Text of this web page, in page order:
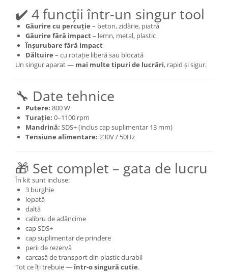
✔️ 4 funcții într-un singur tool
Găurire cu percuție – beton, zidărie, piatră
Găurire fără impact– lemn, metal, plastic
Înșurubare fără impact
Dăltuire – cu rotație liberă sau blocată
Un singur aparat — mai multe tipuri de lucrări, rapid și sigur.
🔧 Date tehnice
Putere: 800 W
Turație: 0–1100 rpm
Mandrină: SDS+ (inclus cap suplimentar 13 mm)
Tensiune alimentare: 230V / 50Hz
🎁 Set complet – gata de lucru
În kit sunt incluse:
3 burghie
lopată
daltă
calibru de adâncime
cap SDS+
cap suplimentar de prindere
perii de rezervă
carcasă de transport din plastic durabil
Tot ce îți trebuie —într-o singură cutie.